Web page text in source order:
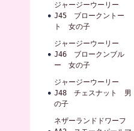
ジャージーウーリー
J45 ブロークントー
ト 女の子
ジャージーウーリー
J46 ブロークンブル
ー 女の子
ジャージーウーリー
J48 チェスナット 男
の子
ネザーランドドワーフ